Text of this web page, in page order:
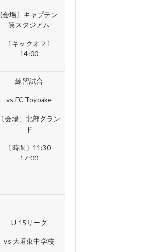
(会場〕キャプテン
翼スタジアム
〔キックオフ〕
14:00
練習試合
vs FC Toyoake
〔会場〕北部グラン
ド
〔時間〕11:30-
17:00
U-15リーグ
vs 大垣東中学校